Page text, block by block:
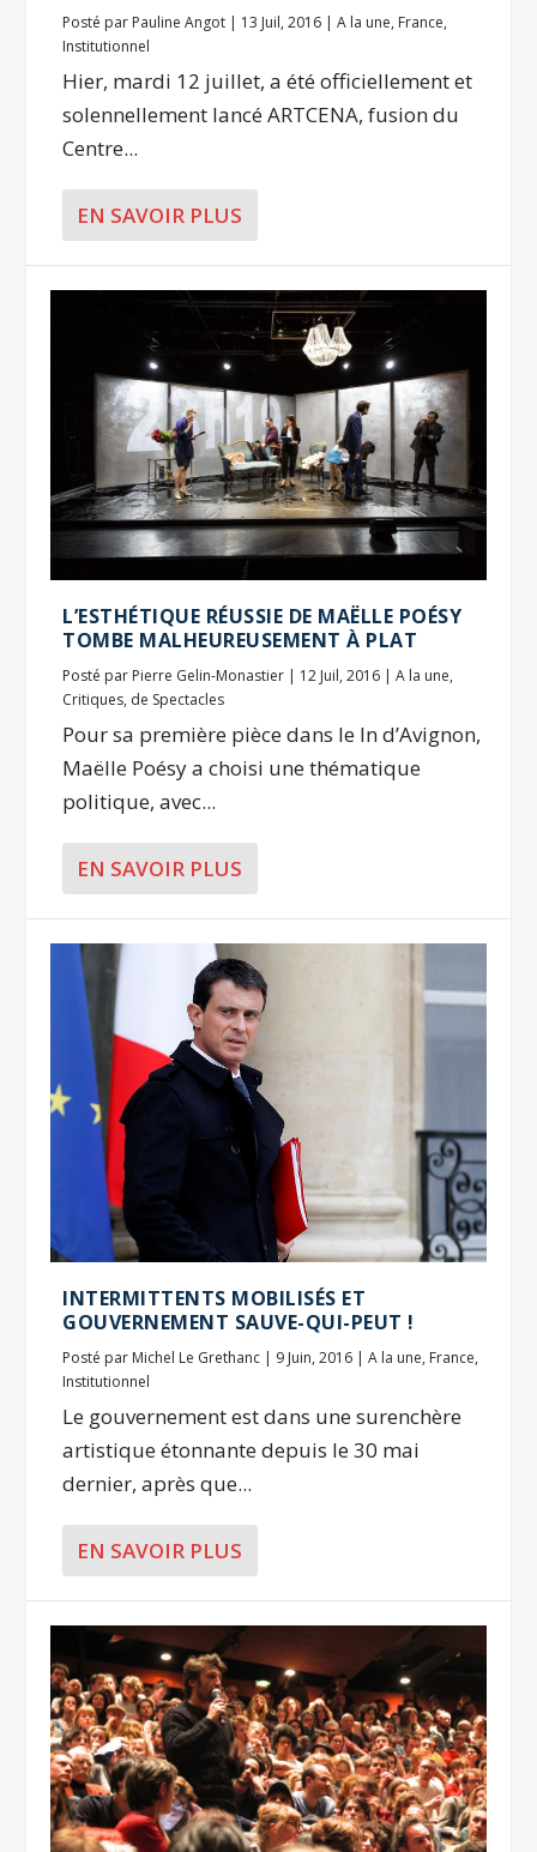
Posté par Pauline Angot | 13 Juil, 2016 |A la une, France,
Institutionnel
Hier, mardi 12 juillet, a été officiellement et
solennellement lancé ARTCENA, fusion du
Centre...
EN SAVOIR PLUS
L’ESTHÉTIQUE RÉUSSIE DE MAËLLE POÉSY
TOMBE MALHEUREUSEMENT À PLAT
Posté par Pierre Gelin-Monastier | 12 Juil, 2016 |A la une,
Critiques, de Spectacles
Pour sa première pièce dans le In d’Avignon,
Maëlle Poésy a choisi une thématique
politique, avec...
EN SAVOIR PLUS
INTERMITTENTS MOBILISÉS ET
GOUVERNEMENT SAUVE-QUI-PEUT !
Posté par Michel Le Grethanc | 9 Juin, 2016 |A la une, France,
Institutionnel
Le gouvernement est dans une surenchère
artistique étonnante depuis le 30 mai
dernier, après que...
EN SAVOIR PLUS